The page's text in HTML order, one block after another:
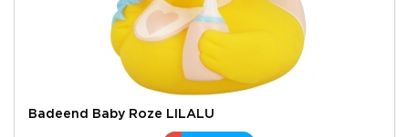
Badeend Baby Roze LILALU